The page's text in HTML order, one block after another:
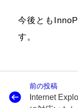
今後とも
す。
前の投稿
Internet